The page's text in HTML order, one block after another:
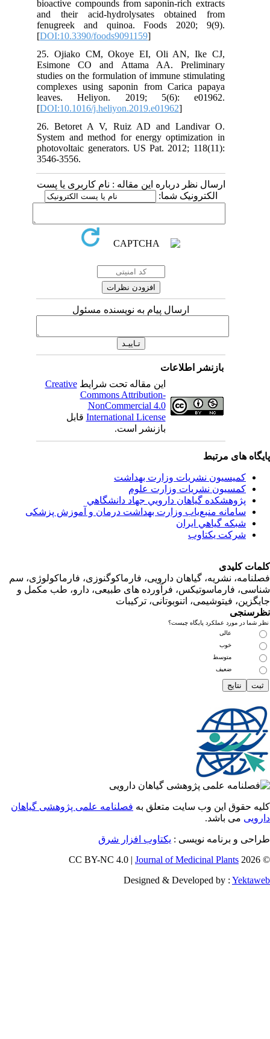
bioactive compounds from saponin‐rich extracts
and their acid‐hydrolysates obtained from
fenugreek and quinoa. Foods 2020; 9(9).
[DOI:10.3390/foods9091159
25. Ojiako CM, Okoye EI, Oli AN, Ike CJ,
Esimone CO and Attama AA. Preliminary
studies on the formulation of immune stimulating
complexes using saponin from Carica papaya
leaves. Heliyon. 2019; 5(6): e01962.
[DOI:10.1016/j.heliyon.2019.e01962
26. Betoret A V, Ruiz AD and Landivar O.
System and method for energy optimization in
photovoltaic generators. US Pat. 2012; 118(11):
3546-3556.
ارسال نظر درباره این مقاله : نام کاربری یا پست
الکترونیک شما:
ارسال پیام به نویسنده مسئول
بازنشر اطلاعات
این مقاله تحت شرایط Creative
Commons Attribution-
NonCommercial 4.0
International Licenseقابل
بازنشر است.
های مرتبط
کمیسیون نشریات وزارت بهداشت
کمسیون نشریات وزارت علوم
پژوهشكده گياهان دارويي جهاد دانشگاهي
سامانه منبع‌ياب وزارت بهداشت درمان و آموزش پزشکی
شبكه گياهي ايران
شرکت یکتاوب
کلیدی
نشریه، گیاهان دارویی، فارماکوگنوزی، فارماکولوژی، سم
فارماسوتیکس، فرآورده های طبیعی، دارو، طب مکمل و
فیتوشیمی، اتنوبوتانی، ترکیبات
در مورد عملکرد پایگاه چیست؟
متوسط
ضعیف
حقوق این وب سایت متعلق بهفصلنامه علمی پژوهشی گیاهان
می باشد.
و برنامه نویسی :یکتاوب افزار شرق
Journal of Medicinal Plants
Designed & Developed by :